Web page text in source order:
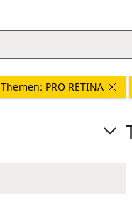
Themen: PRO RETINA